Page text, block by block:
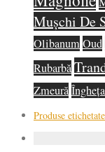
Mușchi De
OlibanumOud
Rubarbă
Zmeură
Produse etichetate